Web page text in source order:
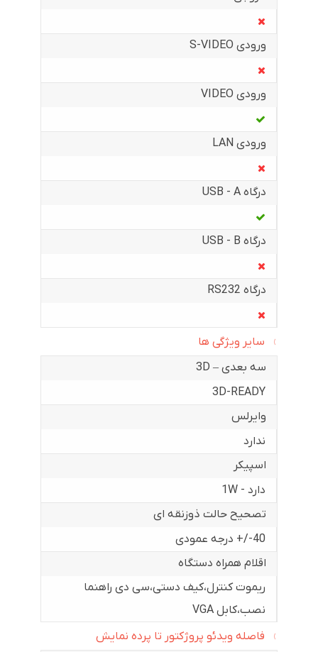
ورودی S-VIDEO
ورودی VIDEO
ورودی LAN
درگاه USB - A
درگاه USB - B
درگاه RS232
سایر ویژگی ها
سه بعدی – 3D
3D-READY
وایرلس
ندارد
اسپیکر
دارد - 1W
تصحیح حالت ذوزنقه ای
40-/+ درجه عمودی
اقلام همراه دستگاه
ریموت کنترل،کیف دستی،سی دی راهنما
نصب،کابل VGA
فاصله ویدئو پروژکتور تا پرده نمایش